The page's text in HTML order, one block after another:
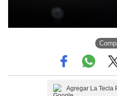
Agregar La Tecla